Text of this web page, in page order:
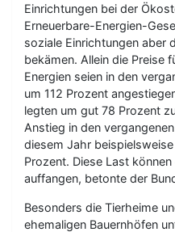
Einrichtungen bei der
Erneuerbare-Energien-
soziale Einrichtungen aber
bekämen. Allein die Preise
Energien seien in den
um 112 Prozent
legten um gut 78 Prozent
Anstieg in den
diesem Jahr
Prozent. Diese Last
auffangen, betonte der
Besonders die Tierheime
ehemaligen Bauernhöfen